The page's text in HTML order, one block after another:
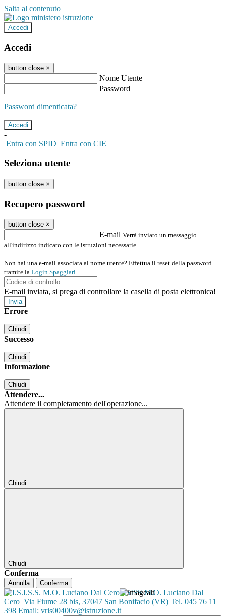
Salta al contenuto
Accedi
Accedi
button close ×
Nome Utente
Password
Password dimenticata?
-
Entra con SPID Entra con CIE
Seleziona utente
button close ×
Recupero password
button close ×
E-mail Verrà inviato un messaggio
all'indirizzo indicato con le istruzioni necessarie.
Non hai una e-mail associata al nome utente? Effettua il reset della password
tramite la Login Spaggiari
E-mail inviata, si prega di controllare la casella di posta elettronica!
Errore
Chiudi
Successo
Chiudi
Informazione
Chiudi
Attendere...
Attendere il completamento dell'operazione...
Chiudi
Chiudi
Conferma
Annulla Conferma
ISISS M.O. Luciano Dal
Cero Via Fiume 28 bis, 37047 San Bonifacio (VR) Tel. 045 76 11
398 Email: vris00400v@istruzione.it